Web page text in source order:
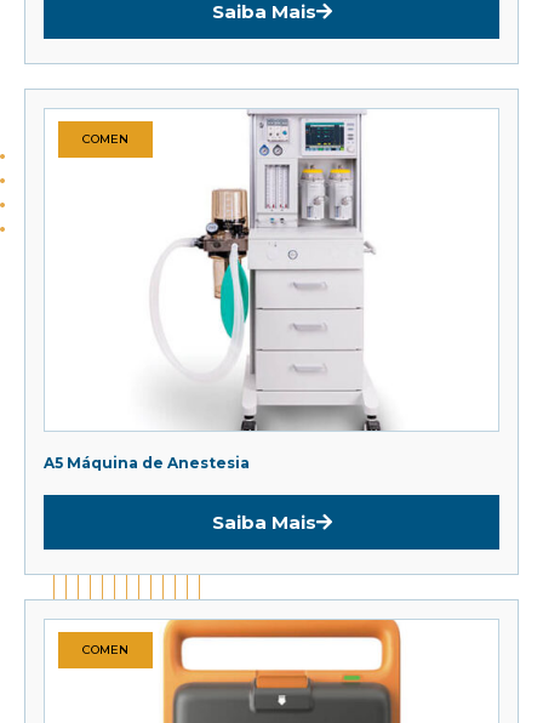
Saiba Mais
A5 Máquina de Anestesia
Saiba Mais
COMEN
COMEN